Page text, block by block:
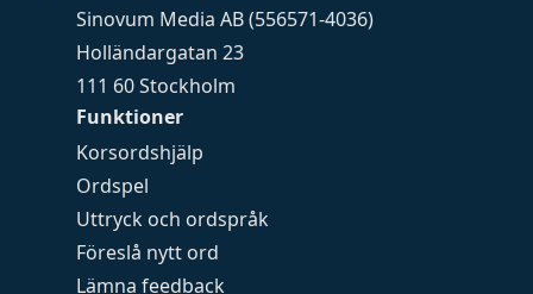
Funktioner
Korsordshjälp
Ordspel
Uttryck och ordspråk
Föreslå nytt ord
Lämna feedback
Sinovum Media AB (556571-4036)
Holländargatan 23
111 60 Stockholm